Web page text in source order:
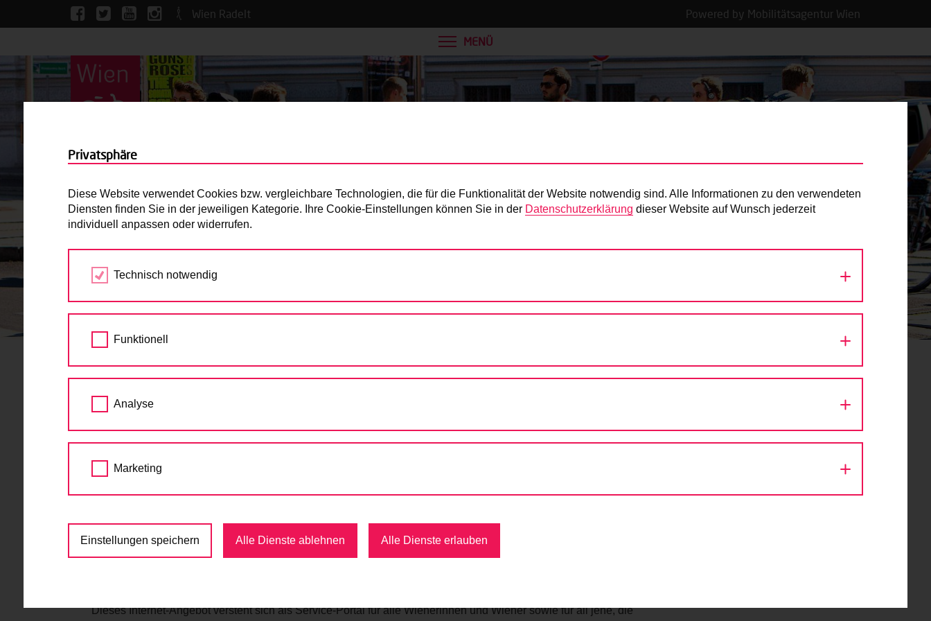
Wien Radelt Powered by Mobilitätsagentur Wien
MENÜ
Presse
STARTSEITE IMPRESSUM
Impressum
Medieninhaber: Mobilitätsagentur Wien GmbH
Herausgeber: Mobilitätsagentur Wien GmbH
Anschrift: Große Sperlgasse 4, 1020 Wien
office@mobilitaetsagentur.at
UID ATU 66917857
Dieses Internet-Angebot versteht sich als Service-Portal für alle Wienerinnen und Wiener sowie für all jene, die
Privatsphäre
Diese Website verwendet Cookies bzw. vergleichbare Technologien, die für die Funktionalität der Website notwendig sind. Alle Informationen zu den verwendeten
Diensten finden Sie in der jeweiligen Kategorie. Ihre Cookie-Einstellungen können Sie in der Datenschutzerklärung dieser Website auf Wunsch jederzeit
individuell anpassen oder widerrufen.
Technisch notwendig
Funktionell
Analyse
Marketing
Einstellungen speichern Alle Dienste ablehnen Alle Dienste erlauben